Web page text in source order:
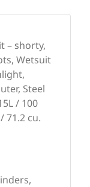
– shorty,
Wetsuit
Steel
/ 100
71.2 cu.